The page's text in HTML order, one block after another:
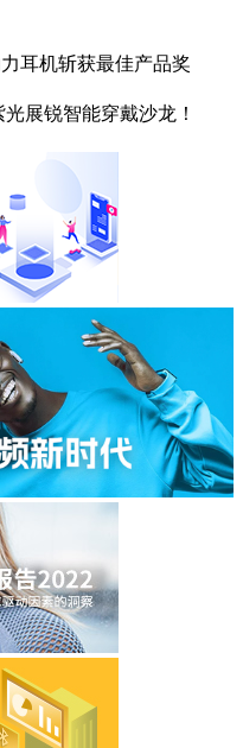
耳机斩获最佳产品奖
展锐智能穿戴沙龙！